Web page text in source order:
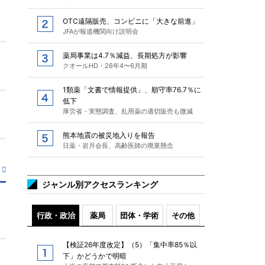
OTC遠隔販売、コンビニに「大きな前進」
JFAが報道機関向け説明会
薬局事業は4.7％減益、長期処方が影響
クオールHD・26年4〜6月期
1類薬「文書で情報提供」、順守率76.7％に
低下
厚労省・実態調査、乱用薬の適切販売も微減
熊本地震の被災地入りを報告
日薬・岩月会長、高齢医師の廃業懸念
ジャンル別アクセスランキング
行政・政治 薬局 団体・学術 その他
【検証26年度改定】（5）「集中率85％以
下」かどうかで明暗